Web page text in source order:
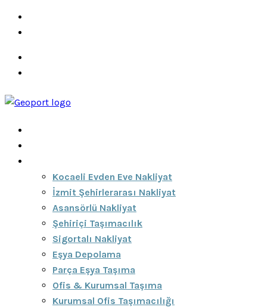
Kocaeli Evden Eve Nakliyat
İzmit Şehirlerarası Nakliyat
Asansörlü Nakliyat
Şehiriçi Taşımacılık
Sigortalı Nakliyat
Eşya Depolama
Parça Eşya Taşıma
Ofis & Kurumsal Taşıma
Kurumsal Ofis Taşımacılığı